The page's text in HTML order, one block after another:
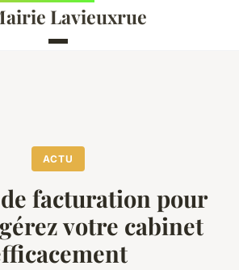
Lavieuxrue
ACTU
facturation pour
votre cabinet